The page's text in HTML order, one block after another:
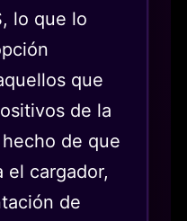
lo que lo
que
de la
de que
el cargador,
de